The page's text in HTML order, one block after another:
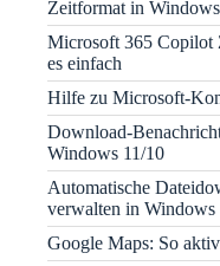
Zeitformat in
Microsoft 365 Copilot
es einfach
Hilfe zu Microsoft-
Download-
Windows 11/10
Automatische
verwalten in Windows
Google Maps: So